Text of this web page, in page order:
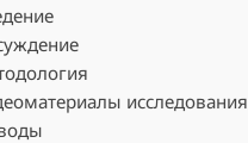
исследования